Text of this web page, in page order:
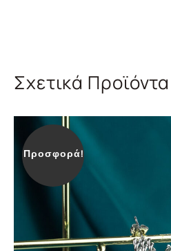
Σχετικά Προϊόντα
Προσφορά!